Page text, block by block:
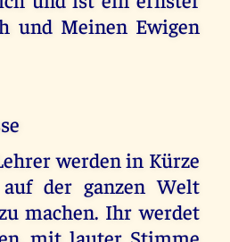
und Meinen Ewigen
werden in Kürze
der ganzen Welt
machen. Ihr werdet